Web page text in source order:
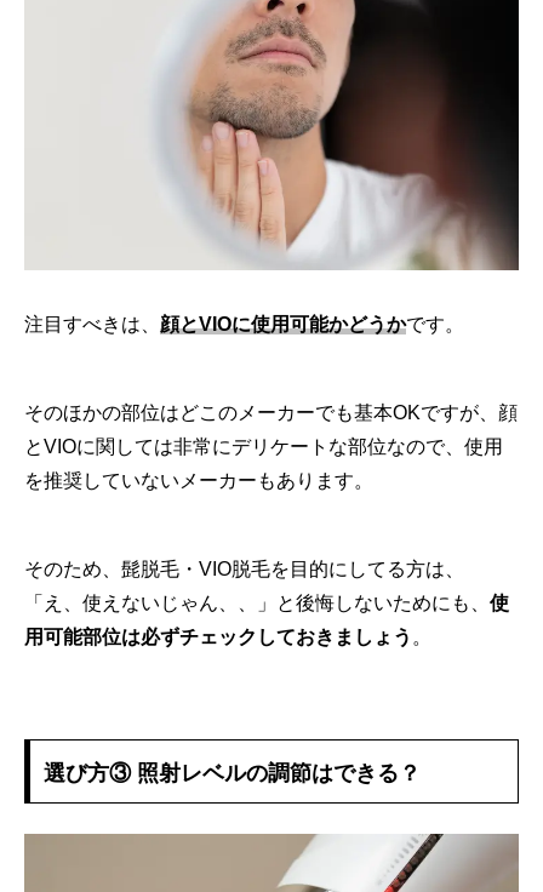
注目すべきは、 顔とVIOに使用可能かどうかです。
そのほかの部位はどこのメーカーでも基本OKですが、顔
とVIOに関しては非常にデリケートな部位なので、使用
を推奨していないメーカーもあります。
そのため、髭脱毛・VIO脱毛を目的にしてる方は、
「え、使えないじゃん、、」と後悔しないためにも、 使
用可能部位は必ずチェックしておきましょう 。
選び方③ 照射レベルの調節はできる？